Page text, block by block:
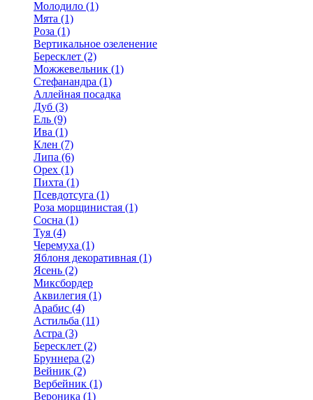
Молодило (1)
Мята (1)
Роза (1)
Вертикальное озеленение
Бересклет (2)
Можжевельник (1)
Стефанандра (1)
Аллейная посадка
Дуб (3)
Ель (9)
Ива (1)
Клен (7)
Липа (6)
Орех (1)
Пихта (1)
Псевдотсуга (1)
Роза морщинистая (1)
Сосна (1)
Туя (4)
Черемуха (1)
Яблоня декоративная (1)
Ясень (2)
Миксбордер
Аквилегия (1)
Арабис (4)
Астильба (11)
Астра (3)
Бересклет (2)
Бруннера (2)
Вейник (2)
Вербейник (1)
Вероника (1)